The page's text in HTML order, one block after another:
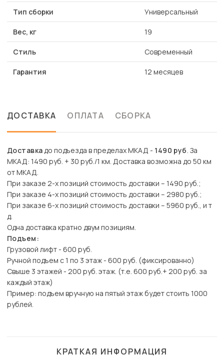
Тип сборки Универсальный
Вес, кг 19
Стиль Современный
Гарантия 12 месяцев
ДОСТАВКА ОПЛАТА СБОРКА
Доставкадо подъезда в пределах МКАД - 1490 руб. За
МКАД: 1490 руб. + 30 руб./1 км. Доставка возможна до 50 км
от МКАД.
При заказе 2-х позиций стоимость доставки – 1490 руб.;
При заказе 4-х позиций стоимость доставки – 2980 руб.;
При заказе 6-х позиций стоимость доставки – 5960 руб., и т
д.
Одна доставка кратно двум позициям.
Подъем:
Грузовой лифт - 600 руб.
Ручной подъем с 1 по 3 этаж - 600 руб. (фиксированно)
Свыше 3 этажей - 200 руб. этаж. (т.е. 600 руб.+ 200 руб. за
каждый этаж)
Пример: подъем вручную на пятый этаж будет стоить 1000
рублей.
КРАТКАЯ ИНФОРМАЦИЯ